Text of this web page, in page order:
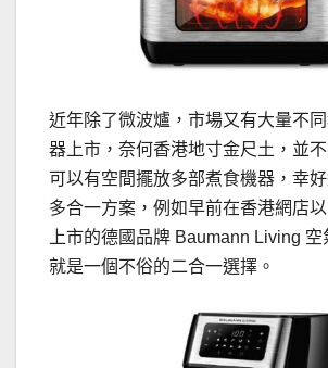
近年除了微波爐，市場又有大量不
器上市，奈何香港地寸金尺土，並
可以有空間擺放多部煮食機器，幸
多合一方案，例如早前在香港網店
上市的德國品牌 Baumann Living 空
就是一個不俗的二合一選擇。